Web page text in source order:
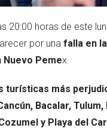
20:00 horas de este
por una falla en
Pemex.
turísticas más
Bacalar,
y Playa del